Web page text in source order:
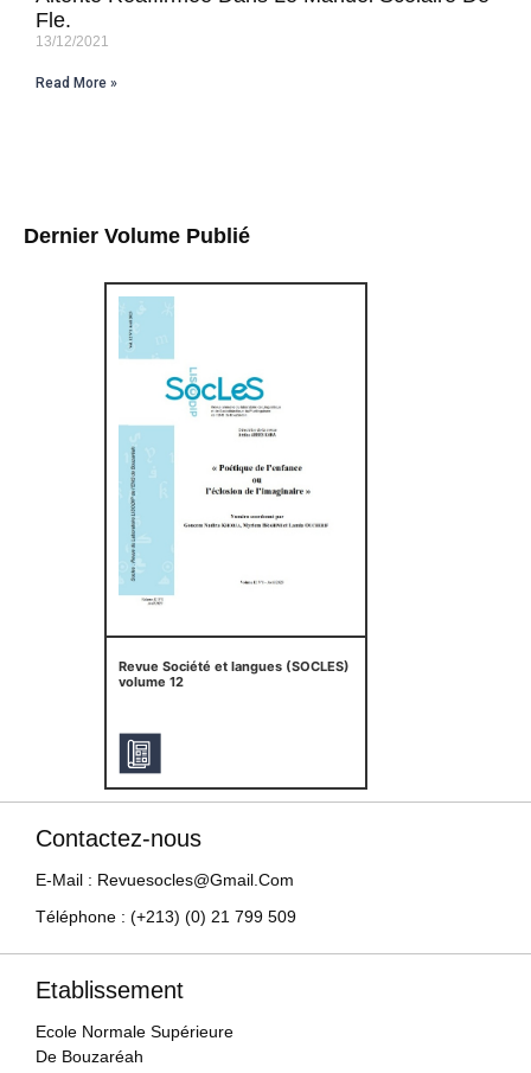
Dernier Volume Publié
Revue Société et langues (SOCLES)
volume 12
Fle.
13/12/2021
Read More »
Contactez-nous
E-Mail : Revuesocles@gmail.com
Téléphone : (+213) (0) 21 799 509
Etablissement
Ecole Normale Supérieure
De Bouzaréah